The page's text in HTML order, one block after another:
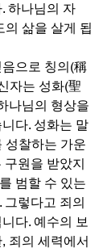
하나님의 자
의 삶을 살게 됩
으로 칭의(稱
자는 성화(聖
나님의 형상을
다. 성화는 말
성찰하는 가운
원을 받았지
범할 수 있는
렇다고 죄의
다. 예수의 보
죄의 세력에서